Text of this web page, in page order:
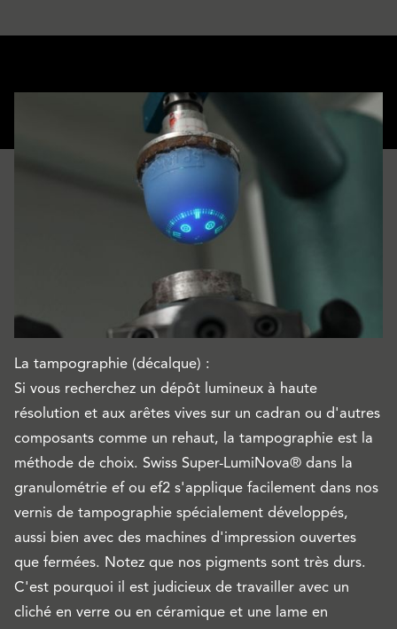
La tampographie (décalque) :
Si vous recherchez un dépôt lumineux à haute
résolution et aux arêtes vives sur un cadran ou d'autres
composants comme un rehaut, la tampographie est la
méthode de choix. Swiss Super-LumiNova® dans la
granulométrie ef ou ef2 s'applique facilement dans nos
vernis de tampographie spécialement développés,
aussi bien avec des machines d'impression ouvertes
que fermées. Notez que nos pigments sont très durs.
C'est pourquoi il est judicieux de travailler avec un
cliché en verre ou en céramique et une lame en